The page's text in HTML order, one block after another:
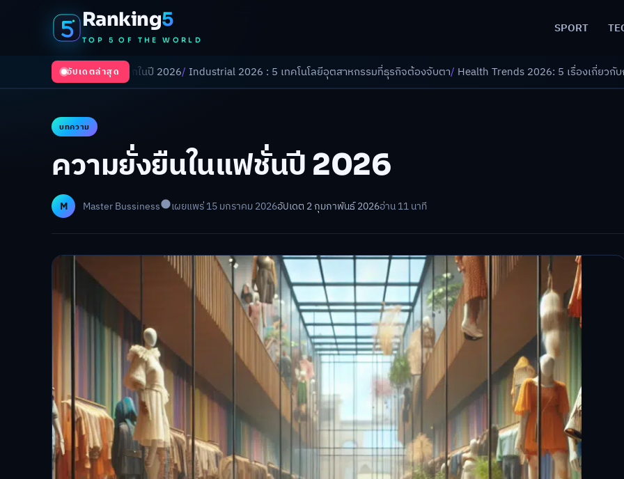
Ranking5
TOP 5 OF THE WORLD
SPORT
อัปเดตล่าสุด
เปลี่ยนโลกในปี 2026/Industrial 2026 : 5 เทคโนโลยีอุตสาหกรรมที่ธุรกิจต้องจับตา/Health Trends 2026: 5 เรื่องเกี่ยวกับการแพทย์ที่ควรรู้/
บทความ
ความยั่งยืนในแฟชั่นปี 2026
M Master Bussiness เผยแพร่ 15 มกราคม 2026อัปเดต 2 กุมภาพันธ์ 2026อ่าน 11 นาที